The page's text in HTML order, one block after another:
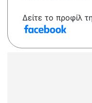
Δείτε το προφίλ